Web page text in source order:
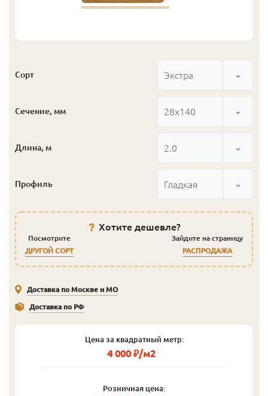
Сорт Экстра
Сечение, мм 28x140
Длина, м 2.0
Профиль Гладкая
Хотите дешевле?
Посмотрите
ДРУГОЙ СОРТ
Зайдите на страницу
РАСПРОДАЖА
Доставка по Москве и МО
Доставка по РФ
Цена за квадратный метр:
4 000 ₽/м2
Розничная цена: